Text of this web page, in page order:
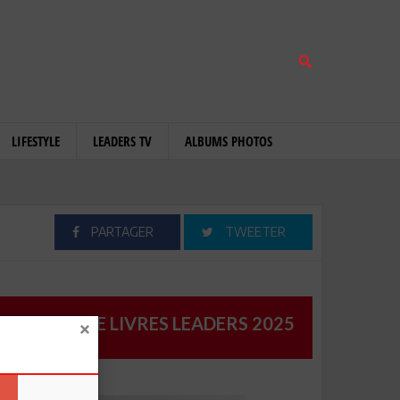
LIFESTYLE LEADERS TV ALBUMS PHOTOS
PARTAGER TWEETER
CATALOGUE LIVRES LEADERS 2025